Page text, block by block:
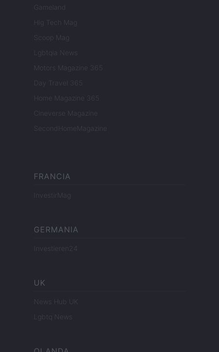
Gameland
Hig Tech Mag
Scoop Mag
Lgbtqia News
Motors Magazine 365
Day Travel 365
Home Magazine 365
Cineverse Magazine
SecondHomeMagazine
FRANCIA
InvestirMag
GERMANIA
Investieren24
UK
News Hub UK
Lgbtq News